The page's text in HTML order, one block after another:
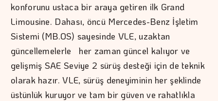
konforunu ustaca bir araya getiren ilk Grand
Limousine. Dahası, öncü Mercedes-Benz İşletim
Sistemi (MB.OS) sayesinde VLE, uzaktan
güncellemelerle her zaman güncel kalıyor ve
gelişmiş SAE Seviye 2 sürüş desteği için de teknik
olarak hazır. VLE, sürüş deneyiminin her şeklinde
üstünlük kuruyor ve tam bir güven ve rahatlıkla